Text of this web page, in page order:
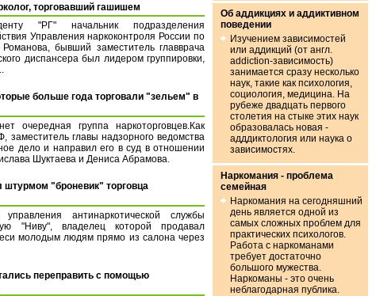
торговавший гашишем
"РГ" начальник подразделения
Управления наркоконтроля России по
бывший заместитель главврача
диспансера был лидером группировки,
больше года торговали "зельем" в
очередная группа наркоторговцев.Как
заместитель главы надзорного ведомства
дело и направил его в суд в отношении
Шуктаева и Дениса Абрамова.
штурмом "броневик" торговца
антинаркотической службы
"Ниву", владелец которой продавал
молодым людям прямо из салона через
переправить с помощью
Об аддикциях и аддиктивном
поведении
Изучением зависимостей
или аддикций (от англ.
addiction-зависимость)
занимается сразу несколько
наук, такие как психология,
социология, медицина. На
рубеже двадцать первого
столетия на стыке этих наук
образовалась новая -
адддиктология или наука о
зависимостях.
Наркомания - проблема
семейная
Наркомания на сегодняшний
день является одной из
самых сложных проблем для
практических психологов.
Работа с наркоманами
требует достаточно
большого мужества.
Наркоманы - это очень
неблагодарная публика.